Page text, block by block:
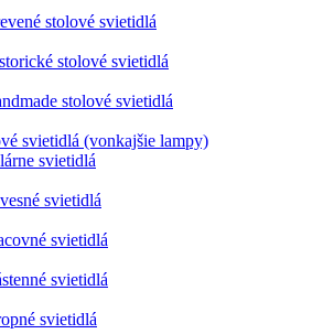
stolové svietidlá
stolové svietidlá
stolové svietidlá
svietidlá (vonkajšie lampy)
svietidlá
svietidlá
svietidlá
svietidlá
svietidlá